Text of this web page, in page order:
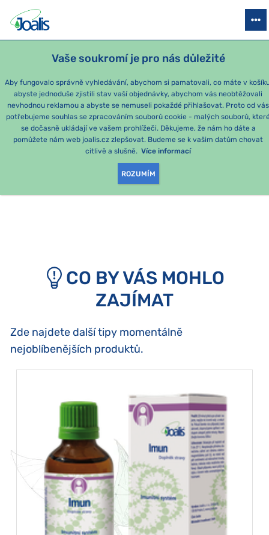
Vaše soukromí je pro nás důležité
Aby fungovalo správně vyhledávání, abychom si pamatovali, co máte v
abyste jednoduše zjistili stav vaší objednávky, abychom vás neobtěžovali
nevhodnou reklamou a abyste se nemuseli pokaždé přihlašovat. Proto od vás
potřebujeme souhlas se zpracováním souborů cookie - malých souborů,
se dočasně ukládají ve vašem prohlížeči. Děkujeme, že nám ho dáte a
pomůžete nám web joalis.cz zlepšovat. Budeme se k vašim datům chovat
citlivě a slušně. Více informací
ROZUMÍM
PRODUKTY PODLE OBTÍŽÍ SEZÓNNÍ BALÍČKY PRO DĚTI
e-shop Joalis
OMLOUVÁME SE, ALE
TATO STRÁNKA
NEEXISTUJE.
CO BY VÁS MOHLO
ZAJÍMAT
Zde najdete další tipy momentálně
nejoblíbenějších produktů.